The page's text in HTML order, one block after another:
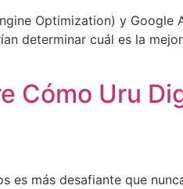
Optimization) y Google
determinar cuál es la mejor
Cómo Uru
es más desafiante que